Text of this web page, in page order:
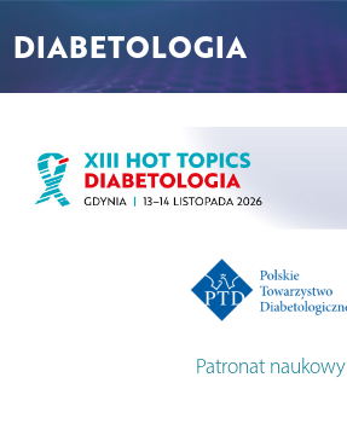
DIABETOLOGIA
Patronat naukowy